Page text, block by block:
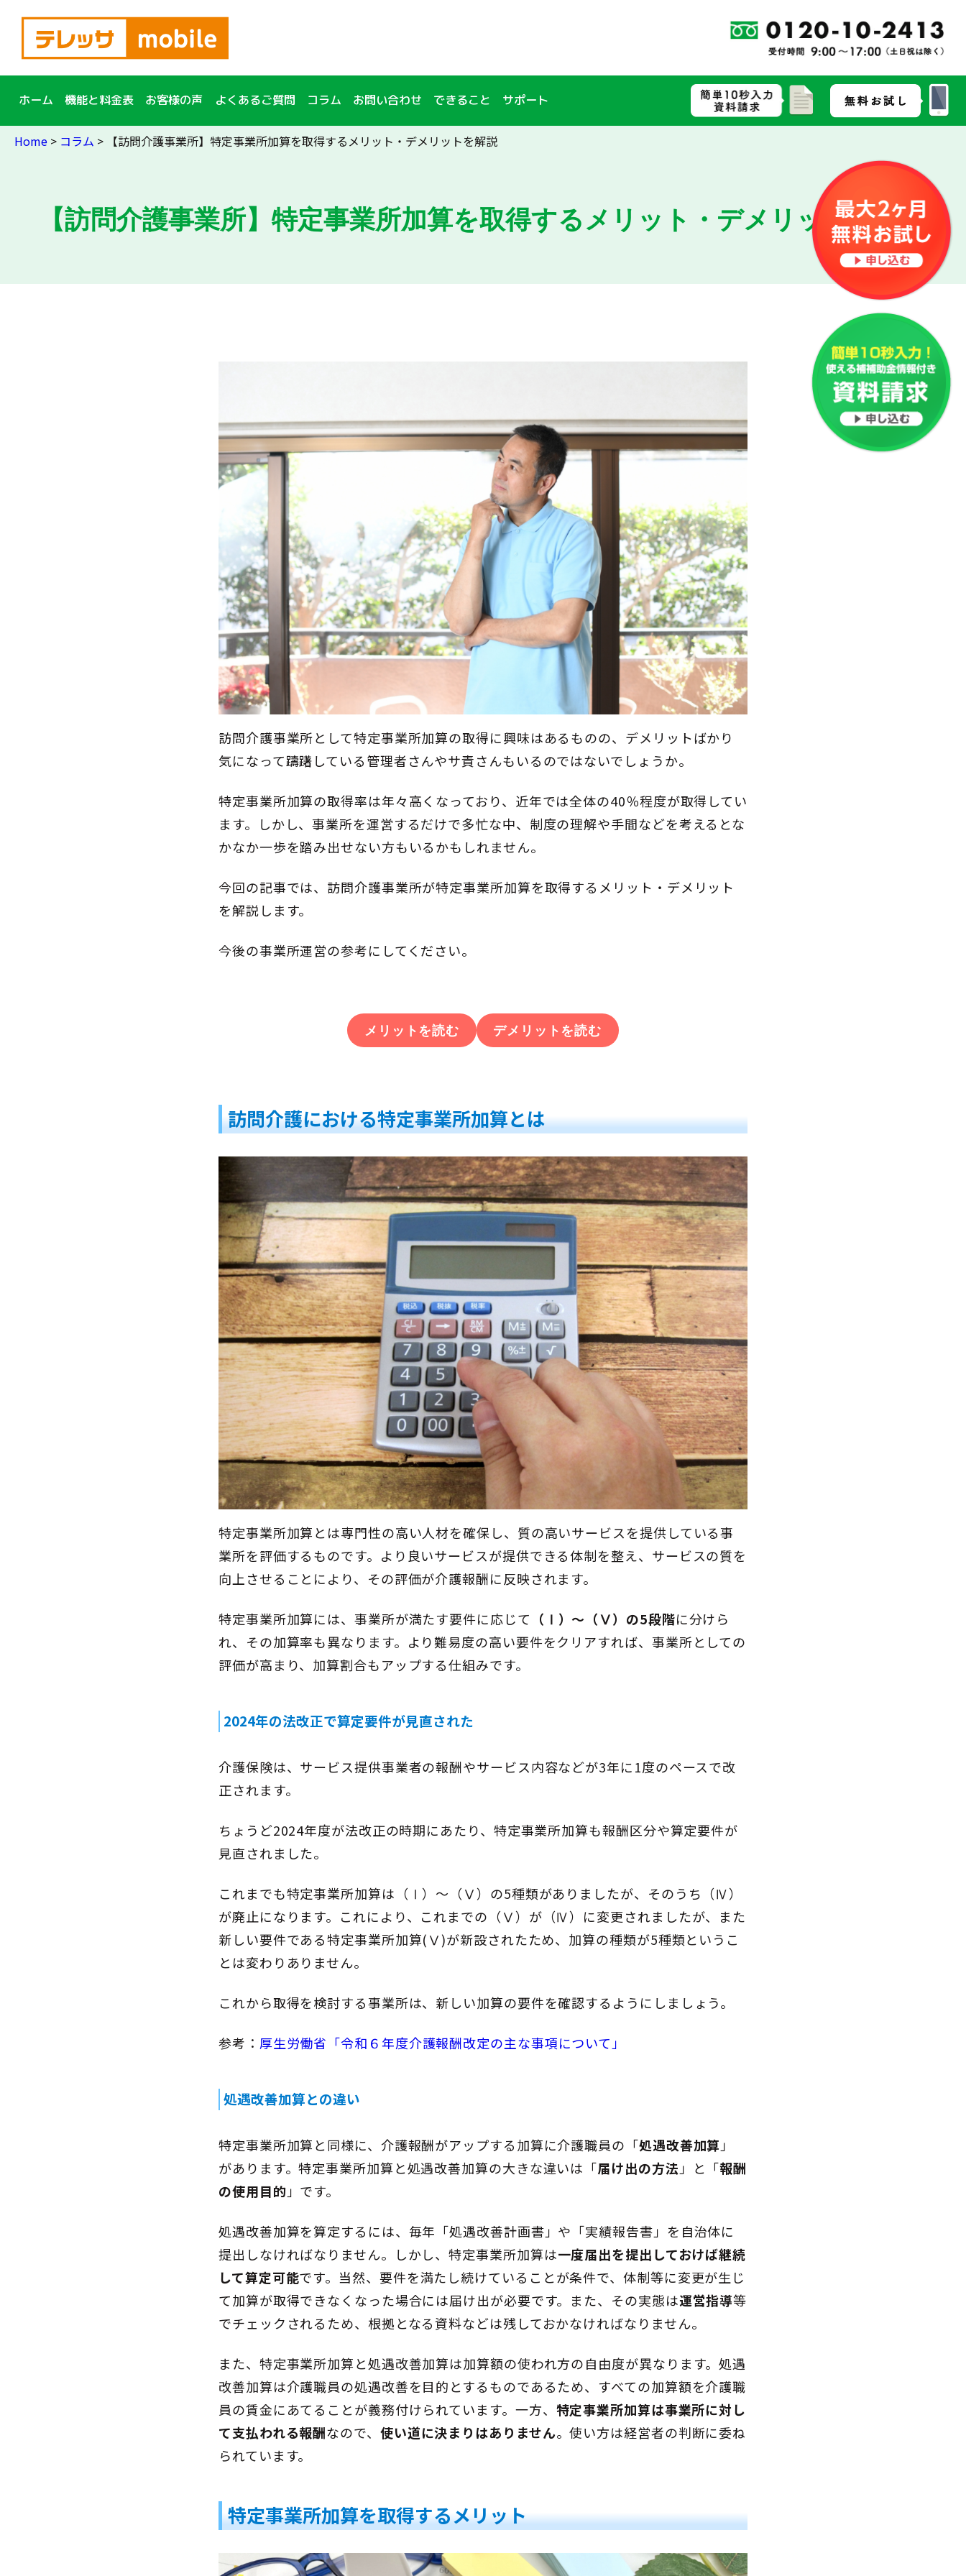
ホーム 機能と料金表 お客様の声 よくあるご質問 コラム お問い合わせ できること サポート
簡単10秒入力！資料
請求
Home > コラム > 【訪問介護事業所】特定事業所加算を取得するメリット・デメリットを解説
【訪問介護事業所】特定事業所加算を取得するメリット・デメリットを解説
訪問介護事業所として特定事業所加算の取得に興味はあるものの、デメリットばかり
気になって躊躇している管理者さんやサ責さんもいるのではないでしょうか。
特定事業所加算の取得率は年々高くなっており、近年では全体の40％程度が取得してい
ます。しかし、事業所を運営するだけで多忙な中、制度の理解や手間などを考えるとな
かなか一歩を踏み出せない方もいるかもしれません。
今回の記事では、訪問介護事業所が特定事業所加算を取得するメリット・デメリット
を解説します。
今後の事業所運営の参考にしてください。
メリットを読む デメリットを読む
訪問介護における特定事業所加算とは
特定事業所加算とは専門性の高い人材を確保し、質の高いサービスを提供している事
業所を評価するものです。より良いサービスが提供できる体制を整え、サービスの質を
向上させることにより、その評価が介護報酬に反映されます。
特定事業所加算には、事業所が満たす要件に応じて （Ⅰ）〜（Ⅴ）の5段階に分けら
れ、その加算率も異なります。より難易度の高い要件をクリアすれば、事業所としての
評価が高まり、加算割合もアップする仕組みです。
2024年の法改正で算定要件が見直された
介護保険は、サービス提供事業者の報酬やサービス内容などが3年に1度のペースで改
正されます。
ちょうど2024年度が法改正の時期にあたり、特定事業所加算も報酬区分や算定要件が
見直されました。
これまでも特定事業所加算は（Ⅰ）〜（Ⅴ）の5種類がありましたが、そのうち（Ⅳ）
が廃止になります。これにより、これまでの（Ⅴ）が（Ⅳ）に変更されましたが、また
新しい要件である特定事業所加算(Ⅴ)が新設されたため、加算の種類が5種類というこ
とは変わりありません。
これから取得を検討する事業所は、新しい加算の要件を確認するようにしましょう。
参考： 厚生労働省「令和６年度介護報酬改定の主な事項について」
処遇改善加算との違い
特定事業所加算と同様に、介護報酬がアップする加算に介護職員の「処遇改善加算 」
があります。特定事業所加算と処遇改善加算の大きな違いは「届け出の方法 」と「報酬
の使用目的 」です。
処遇改善加算を算定するには、毎年「処遇改善計画書」や「実績報告書」を自治体に
提出しなければなりません。しかし、特定事業所加算は一度届出を提出しておけば継続
して算定可能です。当然、要件を満たし続けていることが条件で、体制等に変更が生じ
て加算が取得できなくなった場合には届け出が必要です。また、その実態は運営指導等
でチェックされるため、根拠となる資料などは残しておかなければなりません。
また、特定事業所加算と処遇改善加算は加算額の使われ方の自由度が異なります。処遇
改善加算は介護職員の処遇改善を目的とするものであるため、すべての加算額を介護職
員の賃金にあてることが義務付けられています。一方、 特定事業所加算は事業所に対し
て支払われる報酬なので、 使い道に決まりはありません。使い方は経営者の判断に委ね
られています。
特定事業所加算を取得するメリット